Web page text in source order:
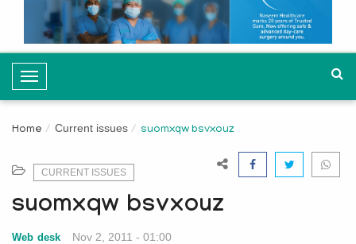
T
o
g
N
a
v
Home Current issues suomxqw bsvxouz
CURRENT ISSUES
suomxqw bsvxouz
Web desk Nov 2, 2011 - 01:00